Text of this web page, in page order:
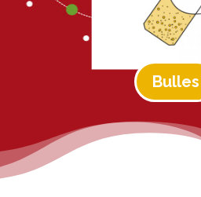
Bulles